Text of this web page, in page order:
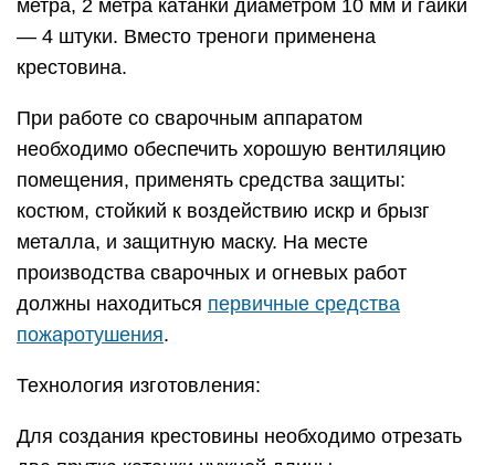
метра, 2 метра катанки диаметром 10 мм и гайки
— 4 штуки. Вместо треноги применена
крестовина.
При работе со сварочным аппаратом
необходимо обеспечить хорошую вентиляцию
помещения, применять средства защиты:
костюм, стойкий к воздействию искр и брызг
металла, и защитную маску. На месте
производства сварочных и огневых работ
должны находиться первичные средства
пожаротушения.
Технология изготовления:
Для создания крестовины необходимо отрезать